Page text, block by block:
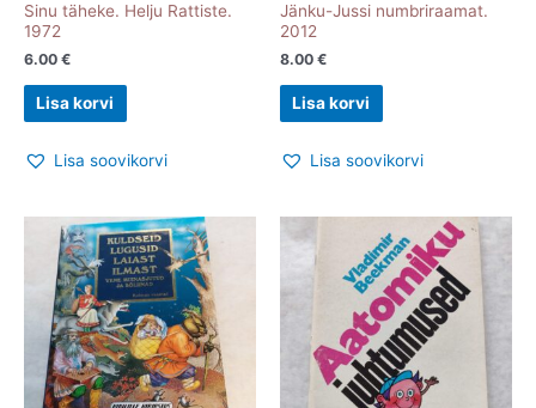
Sinu täheke. Helju Rattiste.
1972
6.00 €
Lisa korvi
Lisa soovikorvi
Jänku-Jussi numbriraamat.
2012
8.00 €
Lisa korvi
Lisa soovikorvi